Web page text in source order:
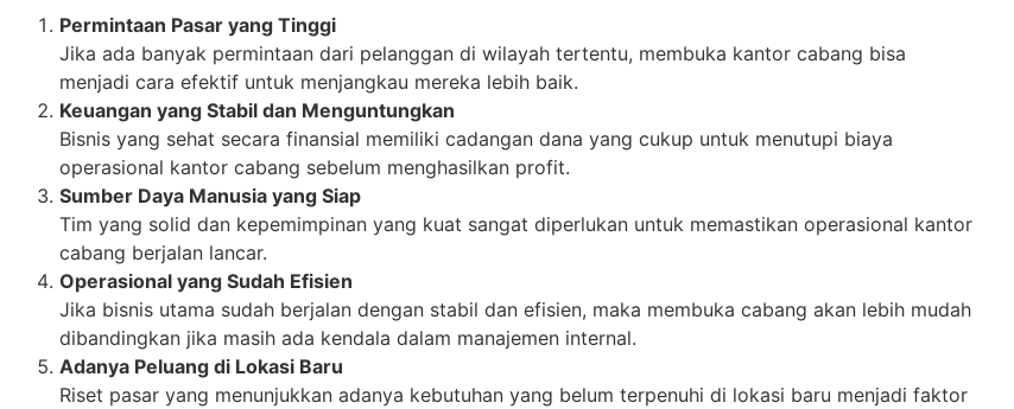
Permintaan Pasar yang Tinggi
Jika ada banyak permintaan dari pelanggan di wilayah tertentu, membuka kantor cabang bisa
menjadi cara efektif untuk menjangkau mereka lebih baik.
Keuangan yang Stabil dan Menguntungkan
Bisnis yang sehat secara finansial memiliki cadangan dana yang cukup untuk menutupi biaya
operasional kantor cabang sebelum menghasilkan profit.
Sumber Daya Manusia yang Siap
Tim yang solid dan kepemimpinan yang kuat sangat diperlukan untuk memastikan operasional kantor
cabang berjalan lancar.
Operasional yang Sudah Efisien
Jika bisnis utama sudah berjalan dengan stabil dan efisien, maka membuka cabang akan lebih mudah
dibandingkan jika masih ada kendala dalam manajemen internal.
Adanya Peluang di Lokasi Baru
Riset pasar yang menunjukkan adanya kebutuhan yang belum terpenuhi di lokasi baru menjadi faktor